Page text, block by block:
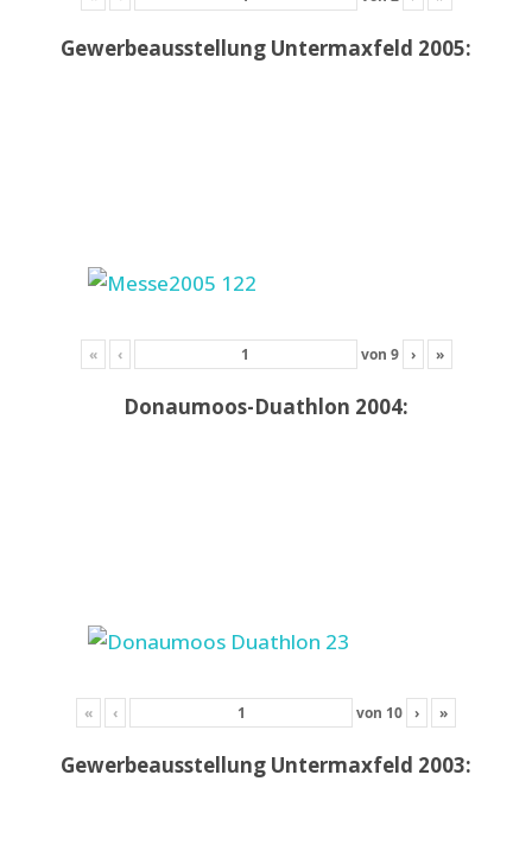
Gewerbeausstellung Untermaxfeld 2005:
« ‹ von 9 › »
Donaumoos-Duathlon 2004:
« ‹ von 10 › »
Gewerbeausstellung Untermaxfeld 2003: